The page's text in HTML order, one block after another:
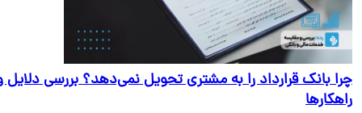
بانک قرارداد را به مشتری تحویل نمی‌دهد؟ بررسی دلایل و